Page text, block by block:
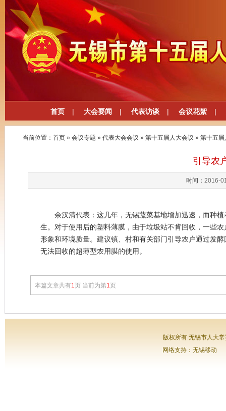
首页 | 大会要闻 | 代表访谈 | 会议花絮 |
当前位置： 首页 » 会议专题 » 代表大会会议 » 第十五届人大会议 » 第十五届
引导农
时间： 2016-
余汉清代表：这几年，无锡蔬菜基地增加迅速，而种植
生。对于使用后的塑料薄膜，由于垃圾站不肯回收，一些
形象和环境质量。建议镇、村和有关部门引导农户通过发
无法回收的超薄型农用膜的使用。
本篇文章共有1页 当前为第1页
版权所有 无锡市人大
网络支持：无锡移动